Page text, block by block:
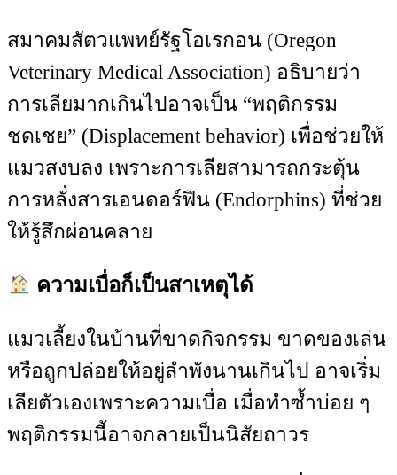
สมาคมสัตวแพทย์รัฐโอเรกอน (Oregon
Veterinary Medical Association) อธิบายว่า
การเลียมากเกินไปอาจเป็น “พฤติกรรม
ชดเชย” (Displacement behavior) เพื่อช่วยให้
แมวสงบลง เพราะการเลียสามารถกระตุ้น
การหลั่งสารเอนดอร์ฟิน (Endorphins) ที่ช่วย
ให้รู้สึกผ่อนคลาย
ความเบื่อก็เป็นสาเหตุได้
แมวเลี้ยงในบ้านที่ขาดกิจกรรม ขาดของเล่น
หรือถูกปล่อยให้อยู่ลำพังนานเกินไป อาจเริ่ม
เลียตัวเองเพราะความเบื่อ เมื่อทำซ้ำบ่อย ๆ
พฤติกรรมนี้อาจกลายเป็นนิสัยถาวร